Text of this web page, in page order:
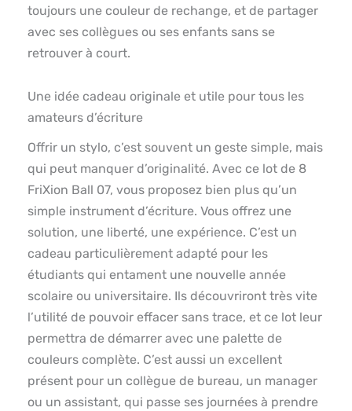
toujours une couleur de rechange, et de partager
avec ses collègues ou ses enfants sans se
retrouver à court.
Une idée cadeau originale et utile pour tous les
amateurs d’écriture
Offrir un stylo, c’est souvent un geste simple, mais
qui peut manquer d’originalité. Avec ce lot de 8
FriXion Ball 07, vous proposez bien plus qu’un
simple instrument d’écriture. Vous offrez une
solution, une liberté, une expérience. C’est un
cadeau particulièrement adapté pour les
étudiants qui entament une nouvelle année
scolaire ou universitaire. Ils découvriront très vite
l’utilité de pouvoir effacer sans trace, et ce lot leur
permettra de démarrer avec une palette de
couleurs complète. C’est aussi un excellent
présent pour un collègue de bureau, un manager
ou un assistant, qui passe ses journées à prendre